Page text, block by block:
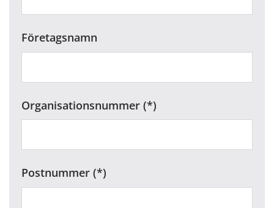
Företagsnamn
Organisationsnummer
Postnummer